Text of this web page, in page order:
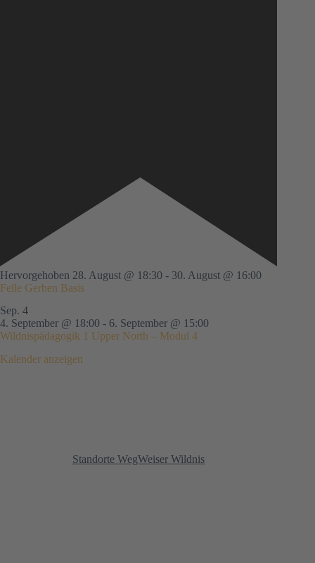
Hervorgehoben 28. August @ 18:30 - 30. August @ 16:00
Felle Gerben Basis
Sep. 4
4. September @ 18:00 - 6. September @ 15:00
Wildnispädagogik 1 Upper North – Modul 4
Kalender anzeigen
Standorte WegWeiser Wildnis